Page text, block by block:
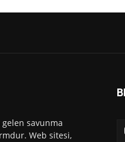
gelen savunma
Web sitesi,